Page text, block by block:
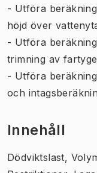
- Utföra
höjd över
- Utföra
trimning av
- Utföra
och
Innehåll
Dödviktslast,